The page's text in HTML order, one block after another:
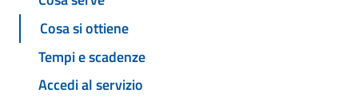
Cosa si ottiene
Tempi e scadenze
Accedi al servizio